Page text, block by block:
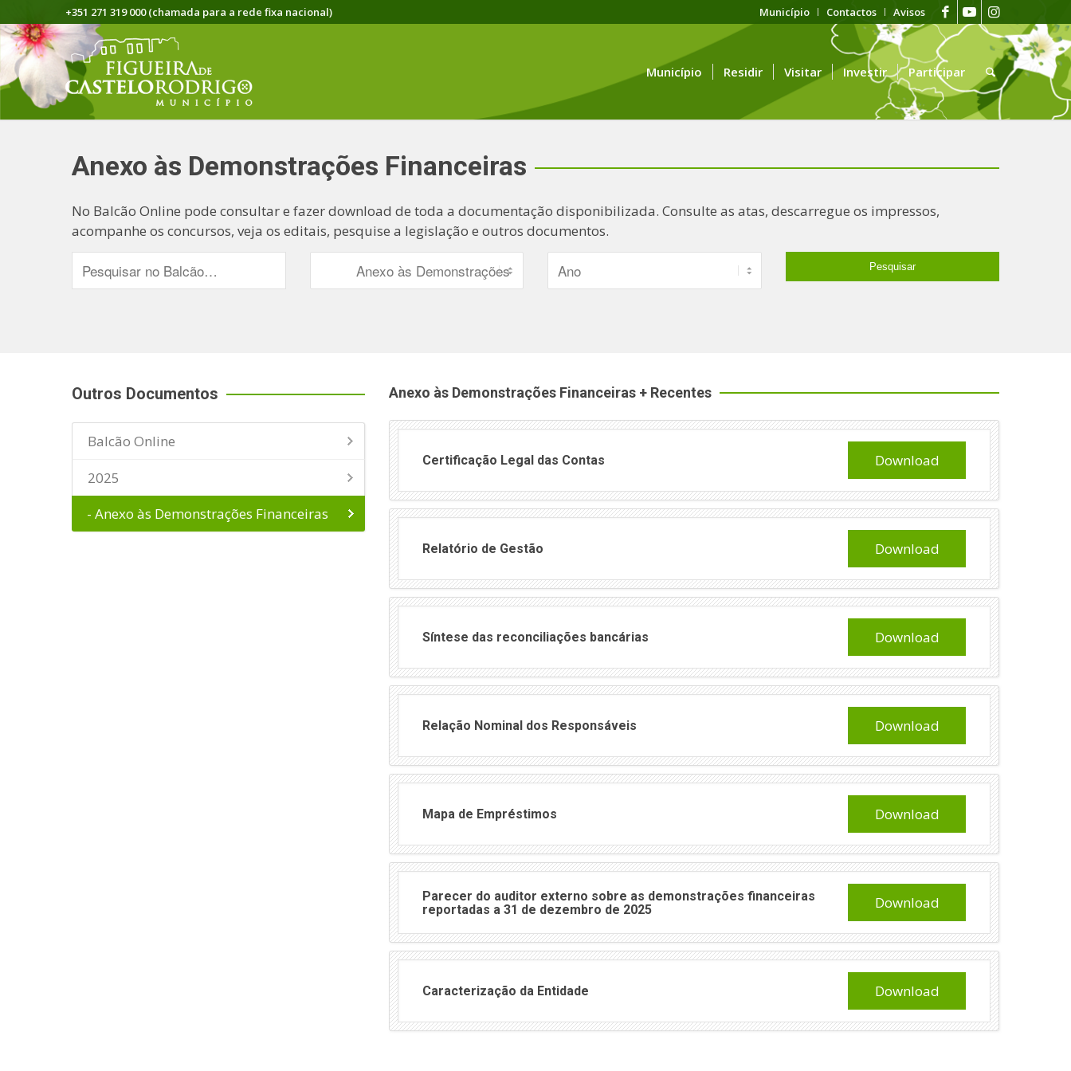
Município Contactos Avisos
+351 271 319 000 (chamada para a rede fixa nacional)
Município Residir Visitar Investir Participar
Anexo às Demonstrações Financeiras
No Balcão Online pode consultar e fazer download de toda a documentação disponibilizada. Consulte as atas, descarregue os impressos,
acompanhe os concursos, veja os editais, pesquise a legislação e outros documentos.
Outros Documentos
Balcão Online
2025
- Anexo às Demonstrações Financeiras
Anexo às Demonstrações Financeiras + Recentes
Certificação Legal das Contas Download
Relatório de Gestão Download
Síntese das reconciliações bancárias Download
Relação Nominal dos Responsáveis Download
Mapa de Empréstimos Download
Parecer do auditor externo sobre as demonstrações financeiras
reportadas a 31 de dezembro de 2025
Download
Caracterização da Entidade Download